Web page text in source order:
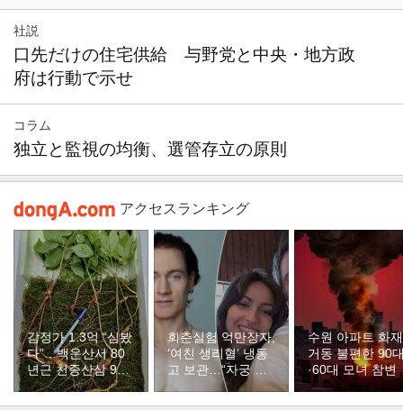
社説
口先だけの住宅供給 与野党と中央・地方政
府は行動で示せ
コラム
独立と監視の均衡、選管存立の原則
アクセスランキング
감정가 1.3억 “심봤
다”…백운산서 80
년근 천종산삼 9뿌
리 발견
회춘실험 억만장자,
‘여친 생리혈’ 냉동
고 보관…“자궁 내
부 궁금해”
수원 아파트 화
거동 불편한 90
·60대 모녀 참변